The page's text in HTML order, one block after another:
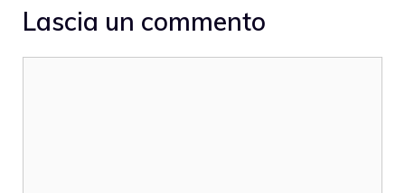
Lascia un commento